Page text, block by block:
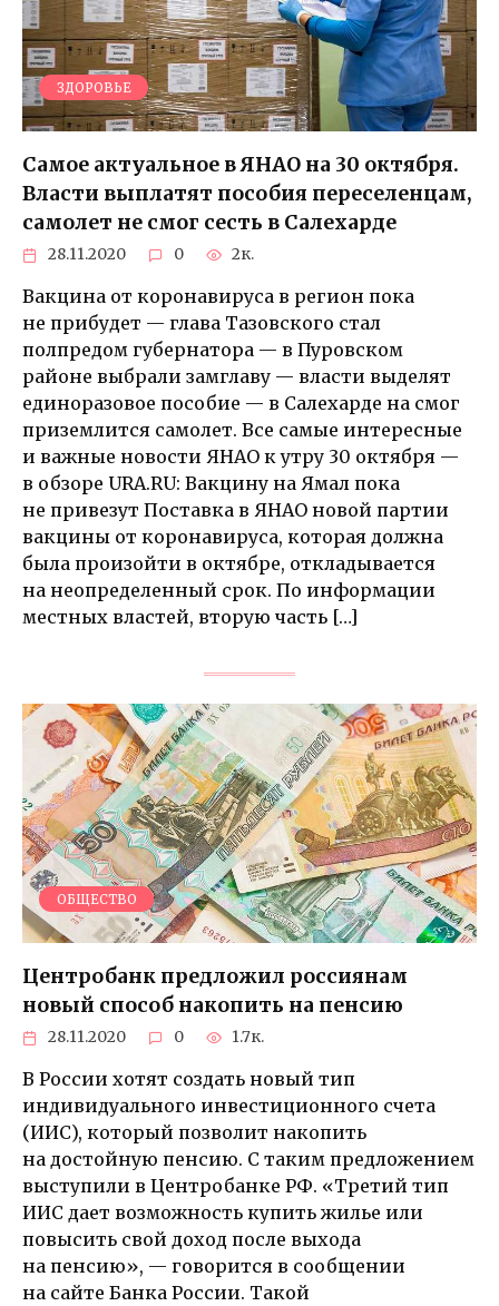
ЗДОРОВЬЕ
Самое актуальное в ЯНАО на 30 октября.
Власти выплатят пособия переселенцам,
самолет не смог сесть в Салехарде
28.11.2020 0 2к.
Вакцина от коронавируса в регион пока
не прибудет — глава Тазовского стал
полпредом губернатора — в Пуровском
районе выбрали замглаву — власти выделят
единоразовое пособие — в Салехарде на смог
приземлится самолет. Все самые интересные
и важные новости ЯНАО к утру 30 октября —
в обзоре URA.RU: Вакцину на Ямал пока
не привезут Поставка в ЯНАО новой партии
вакцины от коронавируса, которая должна
была произойти в октябре, откладывается
на неопределенный срок. По информации
местных властей, вторую часть […]
ОБЩЕСТВО
Центробанк предложил россиянам
новый способ накопить на пенсию
28.11.2020 0 1.7к.
В России хотят создать новый тип
индивидуального инвестиционного счета
(ИИС), который позволит накопить
на достойную пенсию. С таким предложением
выступили в Центробанке РФ. «Третий тип
ИИС дает возможность купить жилье или
повысить свой доход после выхода
на пенсию», — говорится в сообщении
на сайте Банка России. Такой